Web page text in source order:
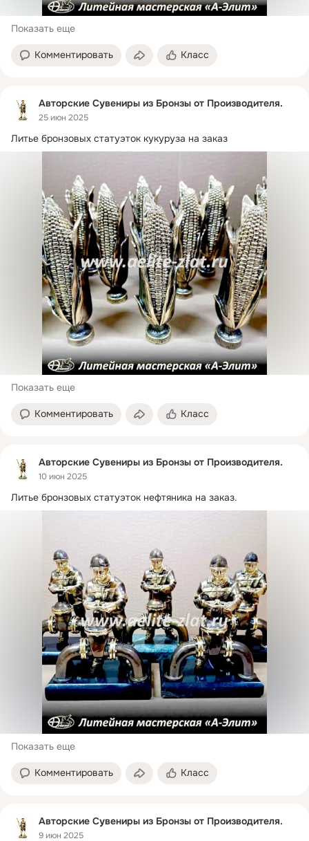
Показать еще
Комментировать Класс
Авторские Сувениры из Бронзы от Производителя.
25 июн 2025
Литье бронзовых статуэток кукуруза на заказ
Показать еще
Комментировать Класс
Авторские Сувениры из Бронзы от Производителя.
10 июн 2025
Литье бронзовых статуэток нефтяника на заказ.
Показать еще
Комментировать Класс
Авторские Сувениры из Бронзы от Производителя.
9 июн 2025